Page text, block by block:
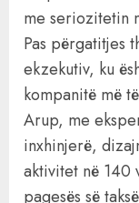
me seriozitetin
Pas përgatitjes
ekzekutiv, ku
kompanitë më
Arup, me
inxhinjerë,
aktivitet në 140
pagesës së